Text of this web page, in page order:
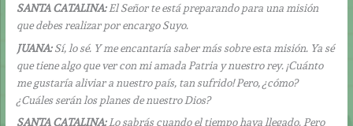
SANTA CATALINA:El Señor te está preparando para una misión
que debes realizar por encargo Suyo.
JUANA:Sí, lo sé. Y me encantaría saber más sobre esta misión. Ya sé
que tiene algo que ver con mi amada Patria y nuestro rey. ¡Cuánto
me gustaría aliviar a nuestro país, tan sufrido! Pero, ¿cómo?
¿Cuáles serán los planes de nuestro Dios?
SANTA CATALINA:Lo sabrás cuando el tiempo haya llegado. Pero